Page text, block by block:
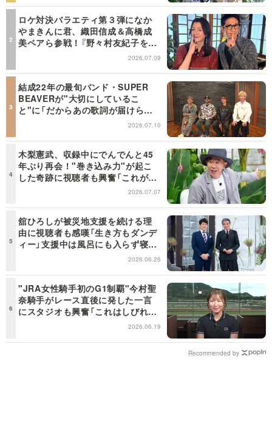
ロケ対決バラエティ第３弾になか
やまきんに君、織田信成＆高橋成
美ペアら参戦！『野々村友紀子を黙
らせろ！』１２日（日）昼に放送！
2026.07.09
結成22年の最旬バンド・SUPER
BEAVERが"大切にしているこ
と"に「だからあの歌詞が届けられ
るんだ」共感の声＜日曜日の初耳学
2026.07.10
木梨憲武、収録中にでんでんと45
年ぶり再会！"巻き込み力"が起こ
した奇跡に視聴者も興奮「これがテ
レビの面白さだよね！」＜日曜日の
2026.07.07
舘ひろしが被災地支援を続ける理
由に視聴者も感嘆「生き方もダンデ
ィー」支援中は風呂にも入らず寝袋
で寝泊まり【日曜日の初耳学】2026.06.26
"JRA女性騎手初のG1制覇"今村聖
奈騎手がレース直後に発した一言
にスタジオも興奮「これはしびれ
2026.06.19
Recommended by